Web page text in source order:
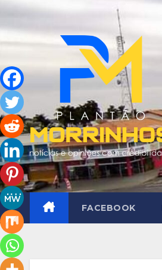
Skip
to
content
FACEBOOK